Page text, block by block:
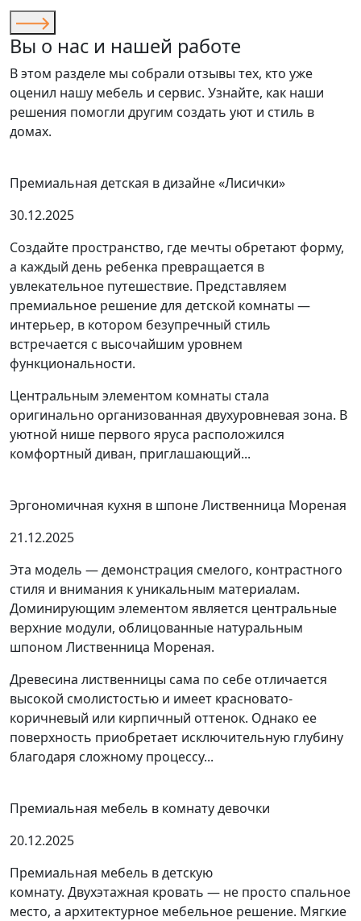
Вы о нас и нашей работе
В этом разделе мы собрали отзывы тех, кто уже
оценил нашу мебель и сервис. Узнайте, как наши
решения помогли другим создать уют и стиль в
домах.
Премиальная детская в дизайне «Лисички»
30.12.2025
Создайте пространство, где мечты обретают форму,
а каждый день ребенка превращается в
увлекательное путешествие. Представляем
премиальное решение для детской комнаты —
интерьер, в котором безупречный стиль
встречается с высочайшим уровнем
функциональности.
Центральным элементом комнаты стала
оригинально организованная двухуровневая зона. В
уютной нише первого яруса расположился
комфортный диван, приглашающий...
Эргономичная кухня в шпоне Лиственница Мореная
21.12.2025
Эта модель — демонстрация смелого, контрастного
стиля и внимания к уникальным материалам.
Доминирующим элементом является центральные
верхние модули, облицованные натуральным
шпоном Лиственница Мореная.
Древесина лиственницы сама по себе отличается
высокой смолистостью и имеет красновато-
коричневый или кирпичный оттенок. Однако ее
поверхность приобретает исключительную глубину
благодаря сложному процессу...
Премиальная мебель в комнату девочки
20.12.2025
Премиальная мебель в детскую
комнату. Двухэтажная кровать — не просто спальное
место, а архитектурное мебельное решение. Мягкие